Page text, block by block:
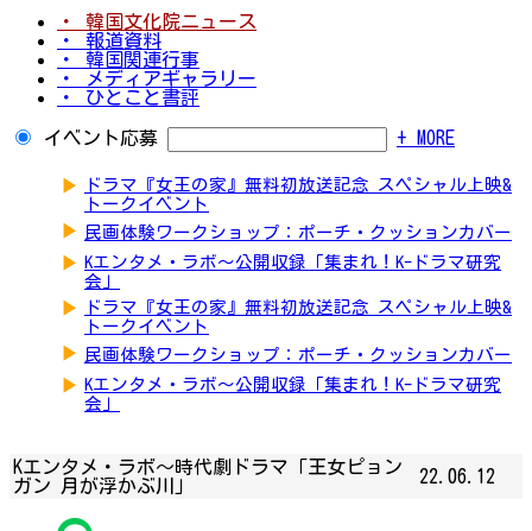
・ 韓国文化院ニュース
・ 報道資料
・ 韓国関連行事
・ メディアギャラリー
・ ひとこと書評
イベント応募 + MORE
▶
ドラマ『女王の家』無料初放送記念 スペシャル上映&
トークイベント
▶ 民画体験ワークショップ：ポーチ・クッションカバー
▶ Kエンタメ・ラボ～公開収録「集まれ！K-ドラマ研究
会」
▶
ドラマ『女王の家』無料初放送記念 スペシャル上映&
トークイベント
▶ 民画体験ワークショップ：ポーチ・クッションカバー
▶ Kエンタメ・ラボ～公開収録「集まれ！K-ドラマ研究
会」
Kエンタメ・ラボ～時代劇ドラマ「王女ピョン
ガン 月が浮かぶ川」
22.06.12